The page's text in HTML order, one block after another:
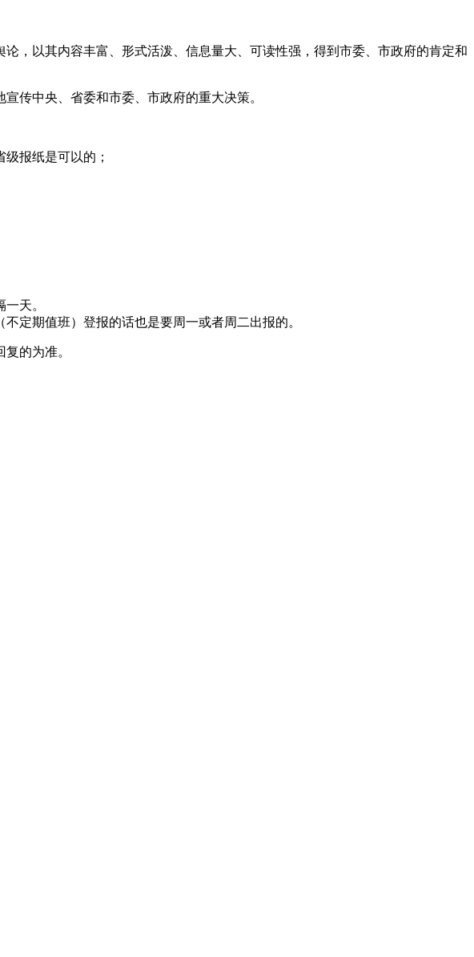
，以其内容丰富、形式活泼、信息量大、可读性强，得到市委、市政府的肯定和
传中央、省委和市委、市政府的重大决策。
报纸是可以的；
天。
定期值班）登报的话也是要周一或者周二出报的。
的为准。